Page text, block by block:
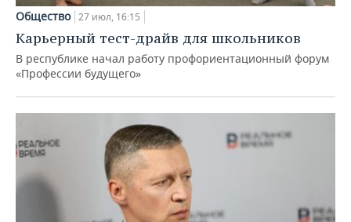
Общество 27 июл, 16:15
Карьерный тест-драйв для школьников
В республике начал работу профориентационный форум
«Профессии будущего»